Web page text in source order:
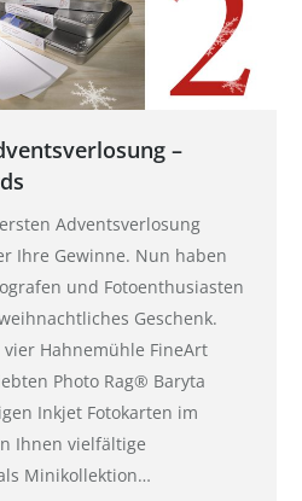
–
Adventsverlosung
Ihre Gewinne. Nun haben
und Fotoenthusiasten
Geschenk.
Hahnemühle FineArt
Photo Rag® Baryta
Inkjet Fotokarten im
Ihnen vielfältige
Minikollektion…